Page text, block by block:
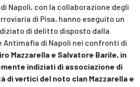
Napoli, con la collaborazione degli
di Pisa, hanno eseguito un
di delitto disposto dalla
Antimafia di Napoli nei confronti di
Mazzarella e Salvatore Barile, in
indiziati di associazione di
di vertici del noto clan Mazzarella e